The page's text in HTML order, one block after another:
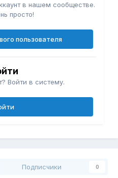
в нашем сообществе.
просто!
пользователя
Войти в систему.
Подписчики 0